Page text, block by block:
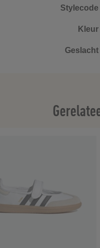
Stylecode
Kleur
Geslacht